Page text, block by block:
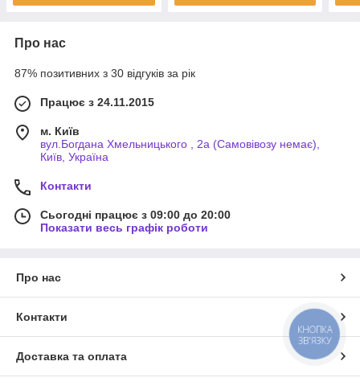
Про нас
87% позитивних з 30 відгуків за рік
Працює з 24.11.2015
м. Київ
вул.Богдана Хмельницького , 2а (Самовівозу немає),
Київ, Україна
Контакти
Сьогодні працює з 09:00 до 20:00
Показати весь графік роботи
Про нас
Контакти
Доставка та оплата
КНОПКА
ЗВ'ЯЗКУ